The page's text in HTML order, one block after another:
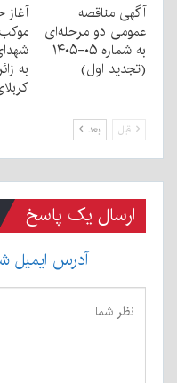
آگهی مناقصه
عمومی دو مرحله‌ای
به شماره ۰۵-۱۴۰۵
(تجدید اول)
به
قبل بعد
ارسال یک پاسخ
آدرس ایمیل